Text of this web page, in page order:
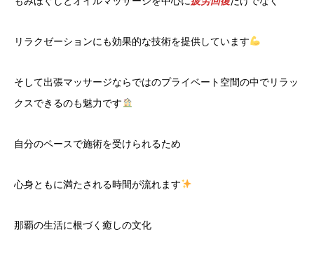
リラクゼーションにも効果的な技術を提供しています
そして出張マッサージならではのプライベート空間の中でリラッ
クスできるのも魅力です
自分のペースで施術を受けられるため
心身ともに満たされる時間が流れます
那覇の生活に根づく癒しの文化